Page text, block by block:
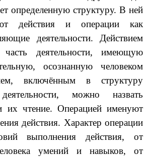
определенную структуру. В ней
действия и операции как
деятельности. Действием
деятельности, имеющую
осознанную человеком
включённым в структуру
деятельности, можно назвать
их чтение. Операцией именуют
действия. Характер операции
выполнения действия, от
умений и навыков, от